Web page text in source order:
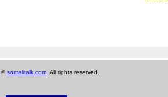
©somalitalk.com . All rights reserved.